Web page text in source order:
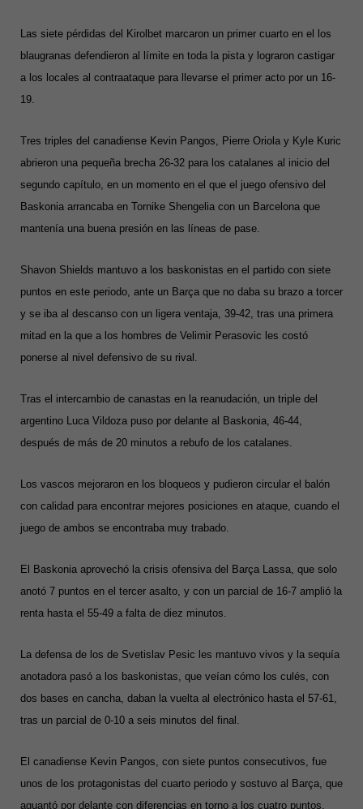
Las siete pérdidas del Kirolbet marcaron un primer cuarto en el los
blaugranas defendieron al límite en toda la pista y lograron castigar
a los locales al contraataque para llevarse el primer acto por un 16-
19.
Tres triples del canadiense Kevin Pangos, Pierre Oriola y Kyle Kuric
abrieron una pequeña brecha 26-32 para los catalanes al inicio del
segundo capítulo, en un momento en el que el juego ofensivo del
Baskonia arrancaba en Tornike Shengelia con un Barcelona que
mantenía una buena presión en las líneas de pase.
Shavon Shields mantuvo a los baskonistas en el partido con siete
puntos en este periodo, ante un Barça que no daba su brazo a torcer
y se iba al descanso con un ligera ventaja, 39-42, tras una primera
mitad en la que a los hombres de Velimir Perasovic les costó
ponerse al nivel defensivo de su rival.
Tras el intercambio de canastas en la reanudación, un triple del
argentino Luca Vildoza puso por delante al Baskonia, 46-44,
después de más de 20 minutos a rebufo de los catalanes.
Los vascos mejoraron en los bloqueos y pudieron circular el balón
con calidad para encontrar mejores posiciones en ataque, cuando el
juego de ambos se encontraba muy trabado.
El Baskonia aprovechó la crisis ofensiva del Barça Lassa, que solo
anotó 7 puntos en el tercer asalto, y con un parcial de 16-7 amplió la
renta hasta el 55-49 a falta de diez minutos.
La defensa de los de Svetislav Pesic les mantuvo vivos y la sequía
anotadora pasó a los baskonistas, que veían cómo los culés, con
dos bases en cancha, daban la vuelta al electrónico hasta el 57-61,
tras un parcial de 0-10 a seis minutos del final.
El canadiense Kevin Pangos, con siete puntos consecutivos, fue
unos de los protagonistas del cuarto periodo y sostuvo al Barça, que
aguantó por delante con diferencias en torno a los cuatro puntos,